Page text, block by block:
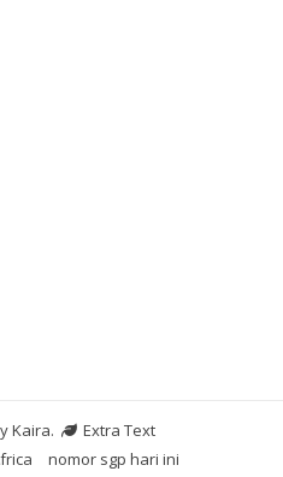
Kaira.
Extra Text
nomor sgp hari ini